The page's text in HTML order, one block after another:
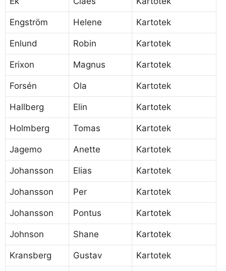
Engström Helene Kartotek
Enlund Robin Kartotek
Erixon Magnus Kartotek
Forsén Ola Kartotek
Hallberg Elin Kartotek
Holmberg Tomas Kartotek
Jagemo Anette Kartotek
Johansson Elias Kartotek
Johansson Per Kartotek
Johansson Pontus Kartotek
Johnson Shane Kartotek
Kransberg Gustav Kartotek